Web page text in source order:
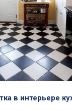
в интерьере